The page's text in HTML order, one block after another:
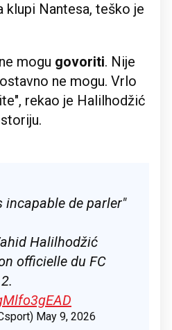
klupi Nantesa, teško je
mogu govoriti. Nije
ne mogu. Vrlo
rekao je Halilhodžić
de parler"
Halilhodžić
officielle du FC
May 9, 2026